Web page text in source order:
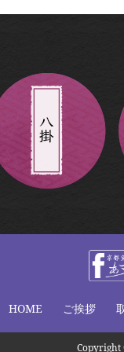
HOME ご挨拶
Copyright